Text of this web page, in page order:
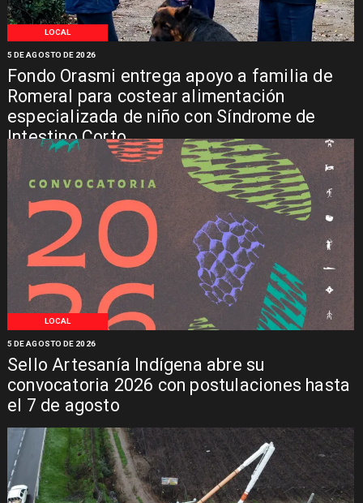
LOCAL
Fondo Orasmi entrega apoyo a familia de
Romeral para costear alimentación
especializada de niño con Síndrome de
Intestino Corto
5 DE AGOSTO DE 2026
LOCAL
Sello Artesanía Indígena abre su
convocatoria 2026 con postulaciones hasta
el 7 de agosto
5 DE AGOSTO DE 2026